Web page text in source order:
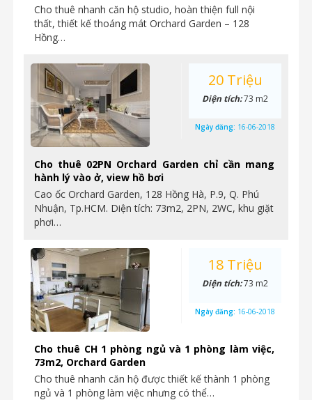
Cho thuê nhanh căn hộ studio, hoàn thiện full nội
thất, thiết kế thoáng mát Orchard Garden – 128
Hồng…
Cho thuê 02PN Orchard Garden chỉ cần mang
hành lý vào ở, view hồ bơi
Cao ốc Orchard Garden, 128 Hồng Hà, P.9, Q. Phú
Nhuận, Tp.HCM. Diện tích: 73m2, 2PN, 2WC, khu giặt
phơi…
20 Triệu
Diện tích:73 m2
Ngày đăng: 16-06-2018
Cho thuê CH 1 phòng ngủ và 1 phòng làm việc,
73m2, Orchard Garden
Cho thuê nhanh căn hộ được thiết kế thành 1 phòng
ngủ và 1 phòng làm việc nhưng có thể…
18 Triệu
Diện tích:73 m2
Ngày đăng: 16-06-2018